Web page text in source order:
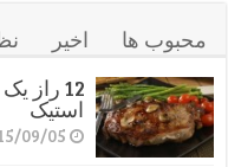
محبوب ها اخیر
12
استیک
09/05